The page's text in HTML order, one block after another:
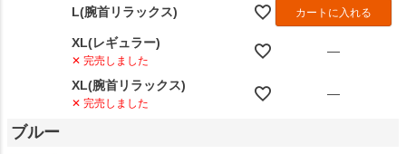
L(腕首リラックス) カートに入れる
XL(レギュラー)
✕ 完売しました
—
XL(腕首リラックス)
✕ 完売しました
—
ブルー